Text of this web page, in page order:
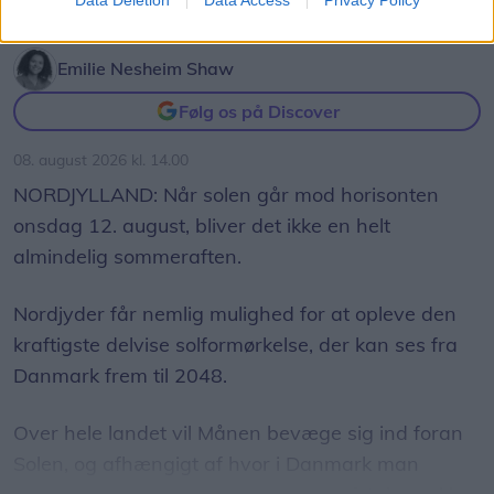
solformørkelse
Emilie Nesheim Shaw
Følg os på Discover
08. august 2026 kl. 14.00
NORDJYLLAND: Når solen går mod horisonten
onsdag 12. august, bliver det ikke en helt
almindelig sommeraften.
Nordjyder får nemlig mulighed for at opleve den
kraftigste delvise solformørkelse, der kan ses fra
Danmark frem til 2048.
Over hele landet vil Månen bevæge sig ind foran